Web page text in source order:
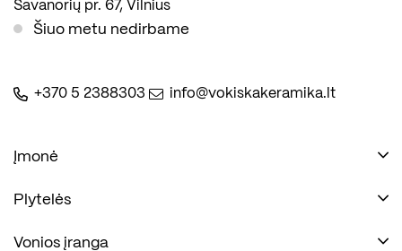
Savanorių pr. 67, Vilnius
Šiuo metu nedirbame
+370 5 2388303 info@vokiskakeramika.lt
Įmonė
Plytelės
Vonios įranga
Naudinga
Įmonė